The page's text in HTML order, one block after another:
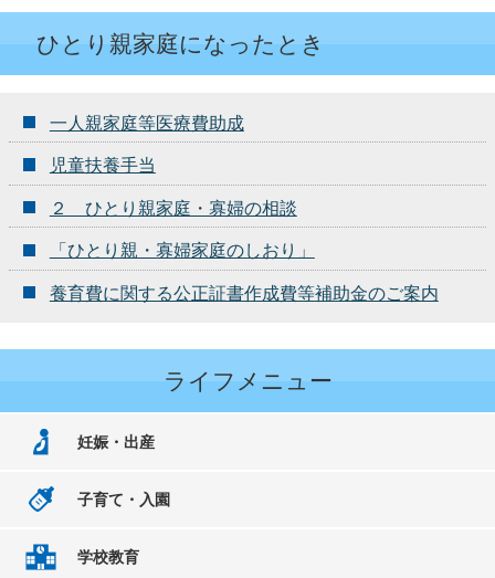
ひとり親家庭になったとき
一人親家庭等医療費助成
児童扶養手当
２ ひとり親家庭・寡婦の相談
「ひとり親・寡婦家庭のしおり」
養育費に関する公正証書作成費等補助金のご案内
ライフメニュー
妊娠・出産
子育て・入園
学校教育